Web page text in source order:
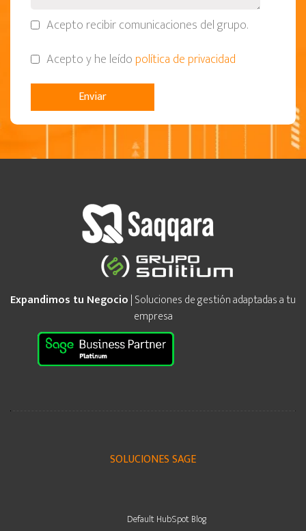
Acepto recibir comunicaciones del grupo.
Acepto y he leído política de privacidad
Expandimos tu Negocio| Soluciones de gestión adaptadas a tu
empresa
SOLUCIONES SAGE
Default HubSpot Blog